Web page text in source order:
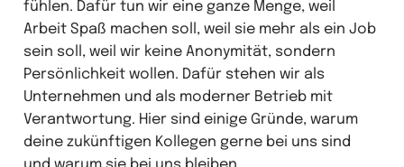
fühlen. Dafür tun wir eine ganze Menge, weil
Arbeit Spaß machen soll, weil sie mehr als ein Job
sein soll, weil wir keine Anonymität, sondern
Persönlichkeit wollen. Dafür stehen wir als
Unternehmen und als moderner Betrieb mit
Verantwortung. Hier sind einige Gründe, warum
deine zukünftigen Kollegen gerne bei uns sind